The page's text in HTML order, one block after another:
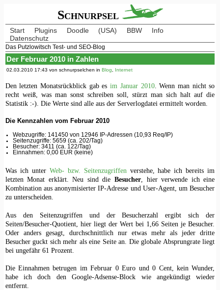
Schnurpsel
Start Plugins Doodle (USA) BBW
Info
Datenschutz
Das Putzlowitsch Test- und SEO-Blog
Der Februar 2010 in Zahlen
02.03.2010 17:43 von schnurpselchen in Blog Internet
Den letzten Monatsrückblick gab esim Januar 2010. Wenn man nicht so
recht weiß, was man sonst schreiben soll, stürzt man sich halt auf die
Statistik :-). Die Werte sind alle aus der Serverlogdatei ermittelt worden.
Die Kennzahlen vom Februar 2010
Webzugriffe: 141450 von 12946 IP-Adressen (10,93 Req/IP)
Seitenzugriffe: 5659 (ca. 202/Tag)
Besucher: 3411 (ca. 122/Tag)
Einnahmen: 0,00 EUR (keine)
Was ich unter Web- bzw. Seitenzugriffenverstehe, habe ich bereits im
letzten Monat erklärt. Neu sind dieBesucher, hier verwende ich eine
Kombination aus anonymisierter IP-Adresse und User-Agent, um Besucher
zu unterscheiden.
Aus den Seitenzugriffen und der Besucherzahl ergibt sich der
Seiten/Besucher-Quotient, hier liegt der Wert bei 1,66 Seiten je Besucher.
Oder anders gesagt, durchschnittlich nur etwas mehr als jeder dritte
Besucher guckt sich mehr als eine Seite an. Die globale Absprungrate liegt
bei ungefähr 61 Prozent.
Die Einnahmen betrugen im Februar 0 Euro und 0 Cent, kein Wunder,
habe ich doch den Google-Adsense-Block wie angekündigt wieder
entfernt.